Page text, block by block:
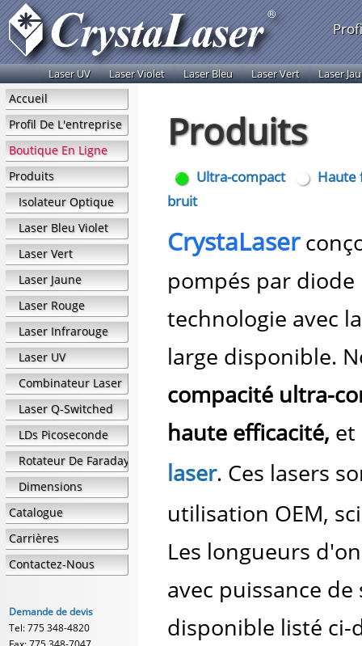
Laser UV Laser Violet Laser Bleu Laser Vert Laser
Accueil
Profil De L'entreprise
Boutique En Ligne
Produits
Isolateur Optique
Laser Bleu Violet
Laser Vert
Laser Jaune
Laser Rouge
Laser Infrarouge
Laser UV
Combinateur Laser
Laser Q-Switched
LDs Picoseconde
Rotateur De Faraday
Dimensions
Catalogue
Carrières
Contactez-Nous
Demande de devis
Tel: 775 348-4820
Produits
Ultra-compact
Haute
bruit
CrystaLaser
pompés par
technologie avec
large disponible.
compacité ultra-
haute efficacité,
laser. Ces lasers
utilisation OEM,
Les longueurs
avec puissance
disponible listé ci-